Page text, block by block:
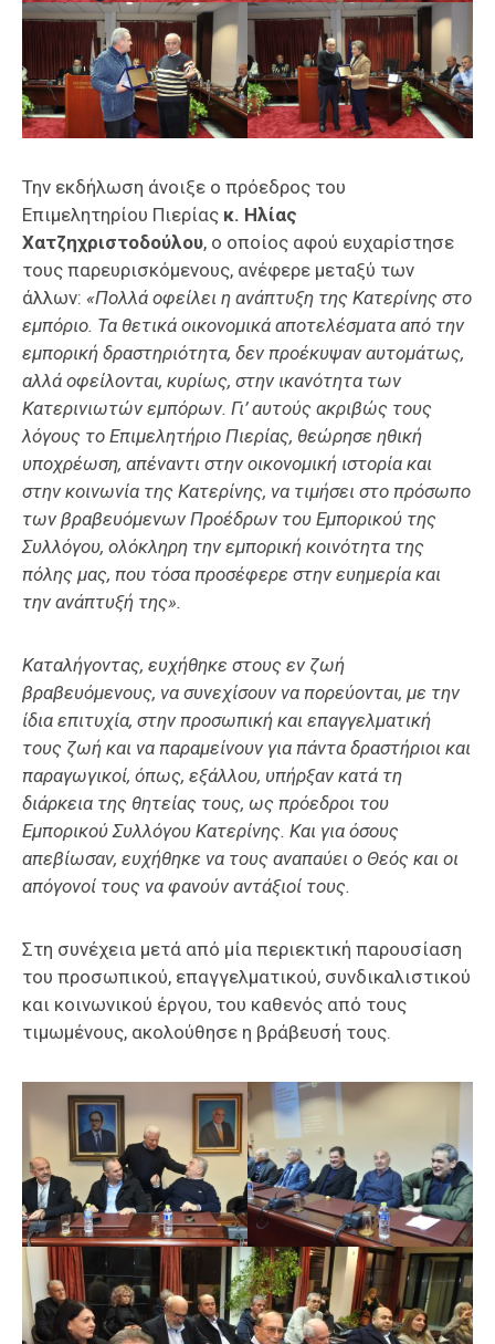
Την εκδήλωση άνοιξε ο πρόεδρος του
Επιμελητηρίου Πιερίας κ. Ηλίας
Χατζηχριστοδούλου, ο οποίος αφού ευχαρίστησε
τους παρευρισκόμενους, ανέφερε μεταξύ των
άλλων: «Πολλά οφείλει η ανάπτυξη της Κατερίνης στο
εμπόριο. Τα θετικά οικονομικά αποτελέσματα από την
εμπορική δραστηριότητα, δεν προέκυψαν αυτομάτως,
αλλά οφείλονται, κυρίως, στην ικανότητα των
Κατερινιωτών εμπόρων. Γι’ αυτούς ακριβώς τους
λόγους το Επιμελητήριο Πιερίας, θεώρησε ηθική
υποχρέωση, απέναντι στην οικονομική ιστορία και
στην κοινωνία της Κατερίνης, να τιμήσει στο πρόσωπο
των βραβευόμενων Προέδρων του Εμπορικού της
Συλλόγου, ολόκληρη την εμπορική κοινότητα της
πόλης μας, που τόσα προσέφερε στην ευημερία και
την ανάπτυξή της».
Καταλήγοντας, ευχήθηκε στους εν ζωή
βραβευόμενους, να συνεχίσουν να πορεύονται, με την
ίδια επιτυχία, στην προσωπική και επαγγελματική
τους ζωή και να παραμείνουν για πάντα δραστήριοι και
παραγωγικοί, όπως, εξάλλου, υπήρξαν κατά τη
διάρκεια της θητείας τους, ως πρόεδροι του
Εμπορικού Συλλόγου Κατερίνης. Και για όσους
απεβίωσαν, ευχήθηκε να τους αναπαύει ο Θεός και οι
απόγονοί τους να φανούν αντάξιοί τους.
Στη συνέχεια μετά από μία περιεκτική παρουσίαση
του προσωπικού, επαγγελματικού, συνδικαλιστικού
και κοινωνικού έργου, του καθενός από τους
τιμωμένους, ακολούθησε η βράβευσή τους.